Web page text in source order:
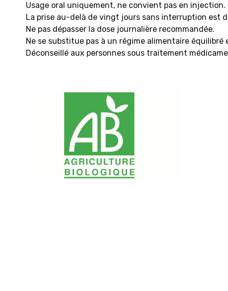
Usage oral uniquement, ne convient pas en injection.
La prise au-delà de vingt jours sans interruption est
Ne pas dépasser la dose journalière recommandée.
Ne se substitue pas à un régime alimentaire équilibré
Déconseillé aux personnes sous traitement